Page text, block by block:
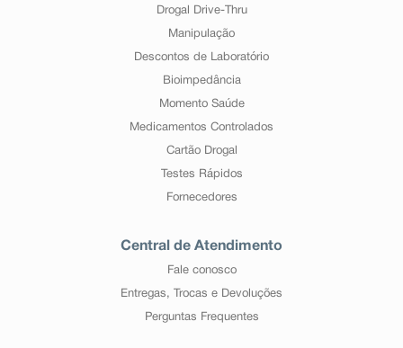
Drogal Drive-Thru
Manipulação
Descontos de Laboratório
Bioimpedância
Momento Saúde
Medicamentos Controlados
Cartão Drogal
Testes Rápidos
Fornecedores
Central de Atendimento
Fale conosco
Entregas, Trocas e Devoluções
Perguntas Frequentes